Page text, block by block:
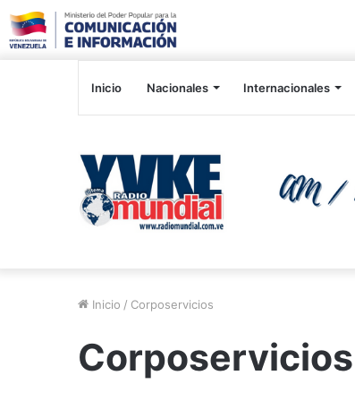
Inicio Nacionales Internacionales
Inicio / Corposervicios
Corposervicios